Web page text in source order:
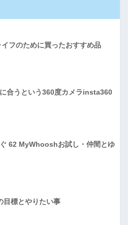
フのために買ったおすすめ品
合うという360度カメラinsta360
62 MyWhooshお試し・仲間とゆ
目標とやりたい事